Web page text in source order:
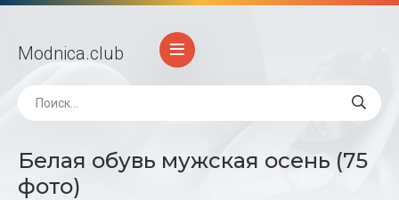
Modnica.club
Белая обувь мужская осень (75
фото)